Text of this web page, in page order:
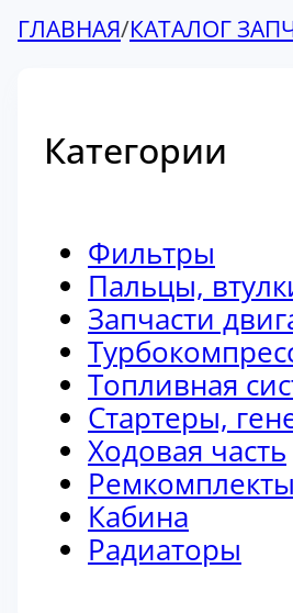
ГЛАВНАЯ/КАТАЛОГ
Категории
Фильтры
Пальцы,
Запчасти
Топливная
Стартеры,
Ходовая часть
Ремкомплекты
Кабина
Радиаторы